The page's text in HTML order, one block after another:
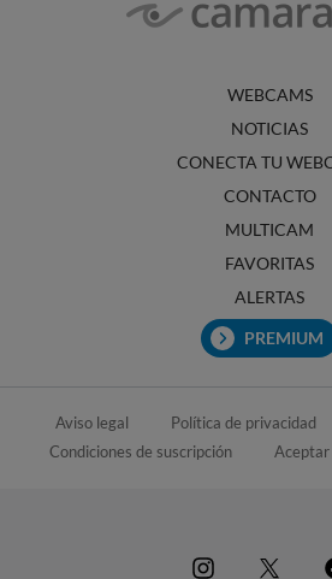
WEBCAMS
NOTICIAS
CONECTA TU
CONTACTO
MULTICAM
FAVORITAS
ALERTAS
PREMIUM
Aviso legal Política de privacidad
Condiciones de suscripción
Aceptar